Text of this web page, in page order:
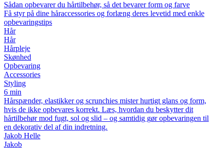
Sådan opbevarer du hårtilbehør, så det bevarer form og farve
Få styr på dine håraccessories og forlæng deres levetid med enkle
opbevaringstips
Hår
Hår
Hårpleje
Skønhed
Opbevaring
Accessories
Styling
6 min
Hårspænder, elastikker og scrunchies mister hurtigt glans og form,
hvis de ikke opbevares korrekt. Læs, hvordan du beskytter dit
hårtilbehør mod fugt, sol og slid – og samtidig gør opbevaringen til
en dekorativ del af din indretning.
Jakob Helle
Jakob